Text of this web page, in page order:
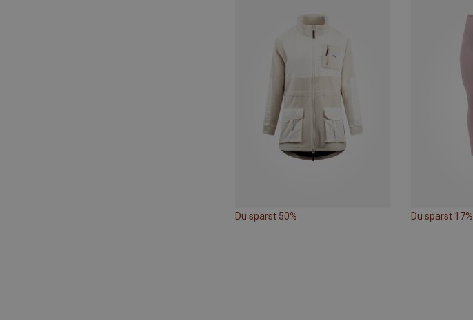
Du sparst 50% Du sparst 17%